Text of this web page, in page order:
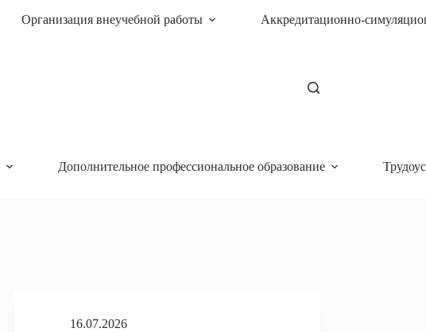
Организация внеучебной работы Аккредитационно-
Дополнительное профессиональное образование
16.07.2026